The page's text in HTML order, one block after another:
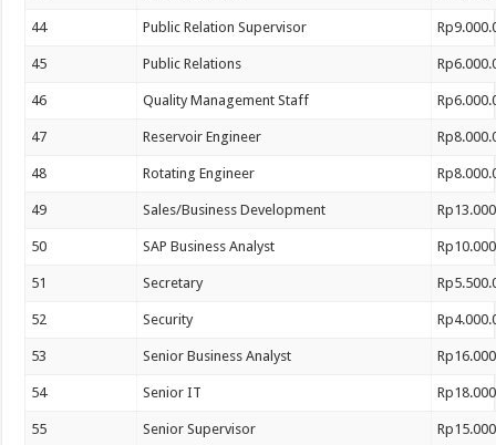
44 Public Relation Supervisor
45 Public Relations
46 Quality Management Staff
47 Reservoir Engineer
48 Rotating Engineer
49 Sales/Business Development
50 SAP Business Analyst
51 Secretary
52 Security
53 Senior Business Analyst
54 Senior IT
55 Senior Supervisor